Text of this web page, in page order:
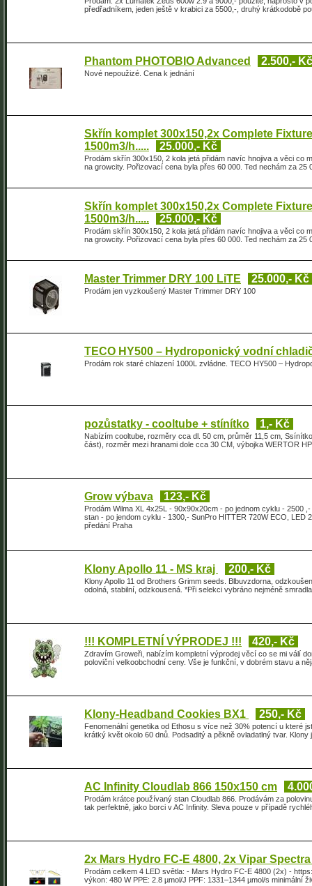
předřadníkem, jeden ještě v krabici za 5500,-, druhý krátkodobě
Phantom PHOTOBIO Advanced 2.500,- Kč
Nové nepoužizé. Cena k jednání
Skřín komplet 300x150,2x Complete
1500m3/h.....
25.000,- Kč
Prodám skřín 300x150, 2 kola jetá přidám navíc hnojiva a věci co
na growcity. Pořizovací cena byla přes 60 000. Ted nechám za
Skřín komplet 300x150,2x Complete
1500m3/h.....
25.000,- Kč
Prodám skřín 300x150, 2 kola jetá přidám navíc hnojiva a věci co
na growcity. Pořizovací cena byla přes 60 000. Ted nechám za
Master Trimmer DRY 100 LiTE 25.000,- Kč
Prodám jen vyzkoušený Master Trimmer DRY 100
TECO HY500 – Hydroponický vodní
Prodám rok staré chlazení 1000L zvládne. TECO HY500 –
pozůstatky - cooltube + stínítko 1,- Kč
Nabízím cooltube, rozměry cca dl. 50 cm, průměr 11,5 cm,
část), rozměr mezi hranami dole cca 30 CM, výbojka WERTOR
Grow výbava 123,- Kč
Prodám Wilma XL 4x25L - 90x90x20cm - po jednom cyklu - 2500
stan - po jendom cyklu - 1300,- SunPro HITTER 720W ECO, LED
předání Praha
Klony Apollo 11 - MS kraj 200,- Kč
Klony Apollo 11 od Brothers Grimm seeds. Blbuvzdorna,
odolná, stabilní, odzkousená. *Při selekci vybráno nejméně
!!! KOMPLETNÍ VÝPRODEJ !!! 420,- Kč
Zdravím Groweři, nabízím kompletní výprodej věcí co se mi válí
poloviční velkoobchodní ceny. Vše je funkční, v dobrém stavu a
Klony-Headband Cookies BX1 250,- Kč
Fenomenální genetika od Ethosu s více než 30% potencí u které
krátký květ okolo 60 dnů. Podsaditý a pěkně ovladatlný tvar.
AC Infinity Cloudlab 866 150x150 cm
Prodám krátce používaný stan Cloudlab 866. Prodávám za
tak perfektně, jako borci v AC Infinity. Sleva pouze v případě
2x Mars Hydro FC-E 4800, 2x Vipar
Prodám celkem 4 LED světla: - Mars Hydro FC-E 4800 (2x) -
výkon: 480 W PPE: 2.8 µmol/J PPF: 1331–1344 µmol/s minimální